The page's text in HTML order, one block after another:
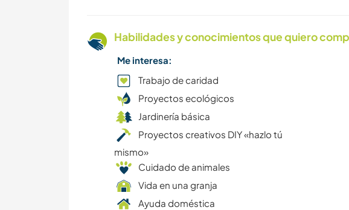
Habilidades y conocimientos que quiero
Me interesa:
Trabajo de caridad
Proyectos ecológicos
Jardinería básica
Proyectos creativos DIY «hazlo tú
mismo»
Cuidado de animales
Vida en una granja
Ayuda doméstica